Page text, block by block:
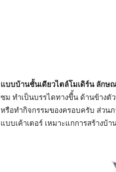
แบบบ้านชั้นเดียวไตล์โมเดิร์น ลักษ
ซม ทำเป็นบรรไดทางขึั้น ด้านข้างตั
หรือทำกิจกรรมของครอบครับ ส่วน
แบบเค้าเตอร์ เหมาะแกการสร้าง